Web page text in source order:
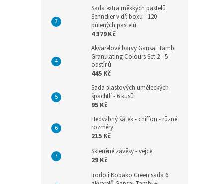
Sada extra měkkých pastelů
Sennelier v dř. boxu - 120
půlených pastelů
4 379 Kč
Akvarelové barvy Gansai Tambi
Granulating Colours Set 2 - 5
odstínů
445 Kč
Sada plastových uměleckých
špachtlí - 6 kusů
95 Kč
Hedvábný šátek - chiffon - různé
rozměry
215 Kč
Skleněné závěsy - vejce
29 Kč
Irodori Kobako Green sada 6